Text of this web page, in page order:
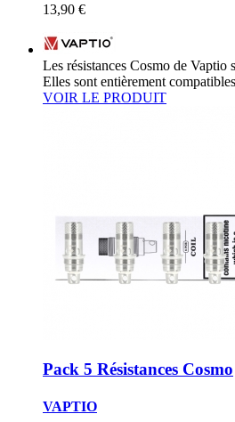
13,90 €
Les résistances Cosmo de Vaptio
Elles sont entièrement
VOIR LE PRODUIT
Pack 5 Résistances Cosmo
VAPTIO